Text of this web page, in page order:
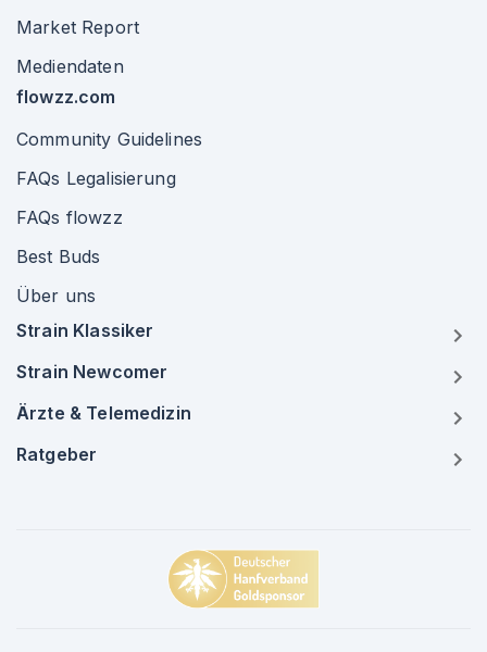
Market Report
Mediendaten
flowzz.com
Community Guidelines
FAQs Legalisierung
FAQs flowzz
Best Buds
Über uns
Strain Klassiker
Strain Newcomer
Ärzte & Telemedizin
Ratgeber